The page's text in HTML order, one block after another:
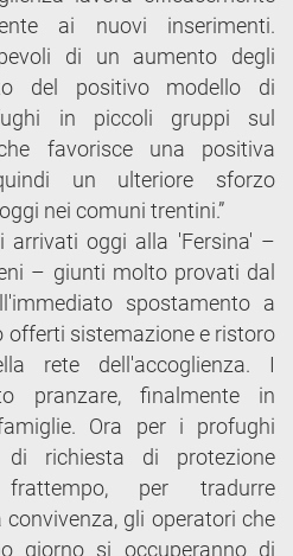
ai nuovi inserimenti.
di un aumento degli
del positivo modello di
in piccoli gruppi sul
favorisce una positiva
un ulteriore sforzo
nei comuni trentini.”
arrivati oggi alla 'Fersina' –
– giunti molto provati dal
spostamento a
offerti sistemazione e ristoro
rete dell'accoglienza. I
pranzare, finalmente in
Ora per i profughi
richiesta di protezione
per tradurre
convivenza, gli operatori che
giorno si occuperanno di